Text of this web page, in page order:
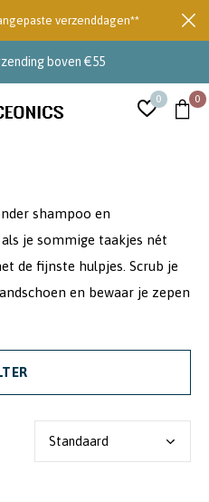
0 0
boven €55
verzenddagen**
shampoo en
je sommige taakjes nét
de fijnste hulpjes. Scrub je
en bewaar je zepen